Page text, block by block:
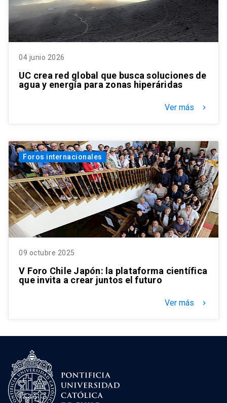
04 junio 2026
UC crea red global que busca soluciones de
agua y energía para zonas hiperáridas
Ver más keyboard_arrow_right
Foros internacionales
09 octubre 2025
V Foro Chile Japón: la plataforma científica
que invita a crear juntos el futuro
Ver más keyboard_arrow_right